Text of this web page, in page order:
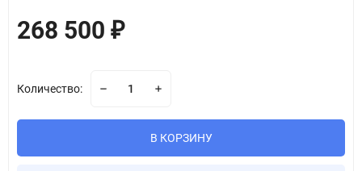
268 500 ₽
Количество:
В КОРЗИНУ